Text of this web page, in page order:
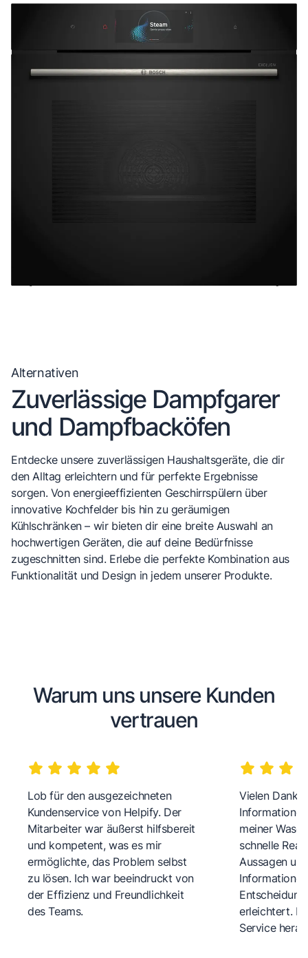
Alternativen
Zuverlässige Dampfgarer
und Dampfbacköfen
Entdecke unsere zuverlässigen Haushaltsgeräte, die dir
den Alltag erleichtern und für perfekte Ergebnisse
sorgen. Von energieeffizienten Geschirrspülern über
innovative Kochfelder bis hin zu geräumigen
Kühlschränken – wir bieten dir eine breite Auswahl an
hochwertigen Geräten, die auf deine Bedürfnisse
zugeschnitten sind. Erlebe die perfekte Kombination aus
Funktionalität und Design in jedem unserer Produkte.
Warum uns unsere Kunden
vertrauen
Lob für den ausgezeichneten
Kundenservice von Helpify. Der
Mitarbeiter war äußerst hilfsbereit
und kompetent, was es mir
ermöglichte, das Problem selbst
zu lösen. Ich war beeindruckt von
der Effizienz und Freundlichkeit
des Teams.
Vielen Dank
meiner
schnelle
Aussagen
erleichtert.
Service